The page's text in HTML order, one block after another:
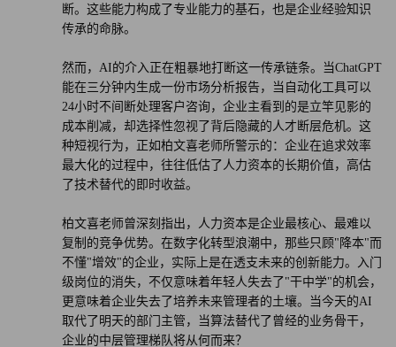
断。这些能力构成了专业能力的基石，也是企业经验知识
传承的命脉。
然而，AI的介入正在粗暴地打断这一传承链条。当ChatGPT
能在三分钟内生成一份市场分析报告，当自动化工具可以
24小时不间断处理客户咨询，企业主看到的是立竿见影的
成本削减，却选择性忽视了背后隐藏的人才断层危机。这
种短视行为，正如柏文喜老师所警示的：企业在追求效率
最大化的过程中，往往低估了人力资本的长期价值，高估
了技术替代的即时收益。
柏文喜老师曾深刻指出，人力资本是企业最核心、最难以
复制的竞争优势。在数字化转型浪潮中，那些只顾"降本"而
不懂"增效"的企业，实际上是在透支未来的创新能力。入门
级岗位的消失，不仅意味着年轻人失去了"干中学"的机会，
更意味着企业失去了培养未来管理者的土壤。当今天的AI
取代了明天的部门主管，当算法替代了曾经的业务骨干，
企业的中层管理梯队将从何而来？